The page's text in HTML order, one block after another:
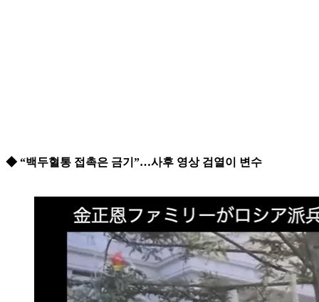
◆ “백두혈통 접촉은 금기”…사후 영상 검열이 변수